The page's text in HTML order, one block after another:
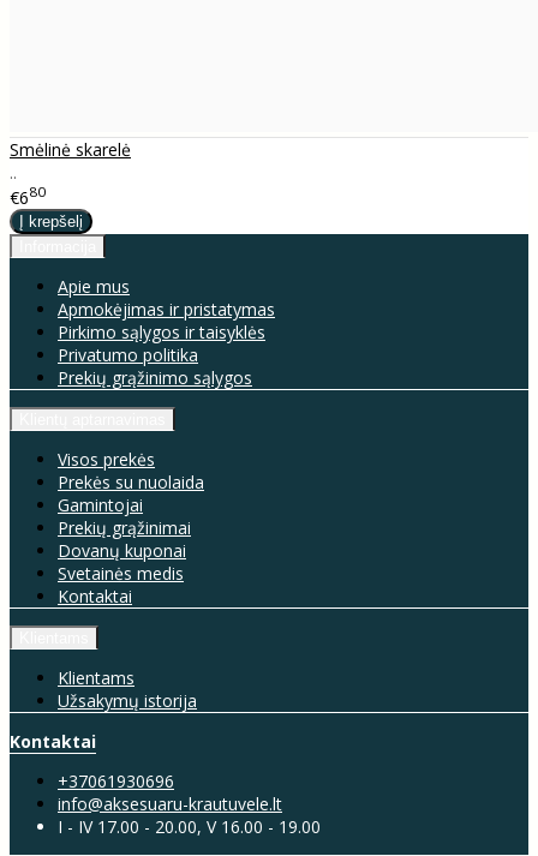
Smėlinė skarelė
..
€680
Apie mus
Apmokėjimas ir pristatymas
Pirkimo sąlygos ir taisyklės
Privatumo politika
Prekių grąžinimo sąlygos
Visos prekės
Prekės su nuolaida
Gamintojai
Prekių grąžinimai
Dovanų kuponai
Svetainės medis
Kontaktai
Klientams
Užsakymų istorija
Kontaktai
+37061930696
info@aksesuaru-krautuvele.lt
I - IV 17.00 - 20.00, V 16.00 - 19.00